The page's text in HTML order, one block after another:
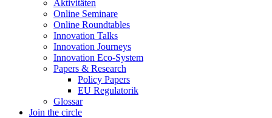
Aktivitäten
Online Seminare
Online Roundtables
Innovation Talks
Innovation Journeys
Innovation Eco-System
Papers & Research
Policy Papers
EU Regulatorik
Glossar
Join the circle